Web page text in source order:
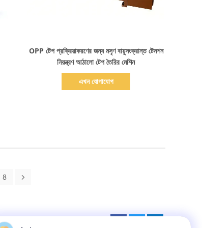
OPP টেপ প্রক্রিয়াকরণের জন্য মসৃণ বায়ুসংক্রান্ত টেনশন
নিয়ন্ত্রণ আঠালো টেপ তৈরির মেশিন
এখন যোগাযোগ
8